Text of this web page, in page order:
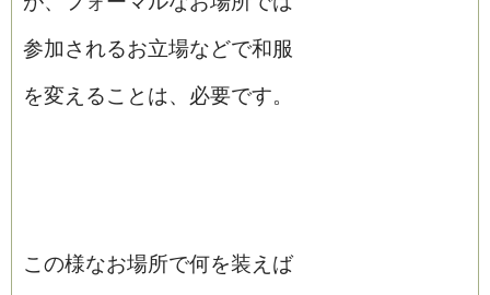
参加されるお立場などで和服
を変えることは、必要です。
この様なお場所で何を装えば